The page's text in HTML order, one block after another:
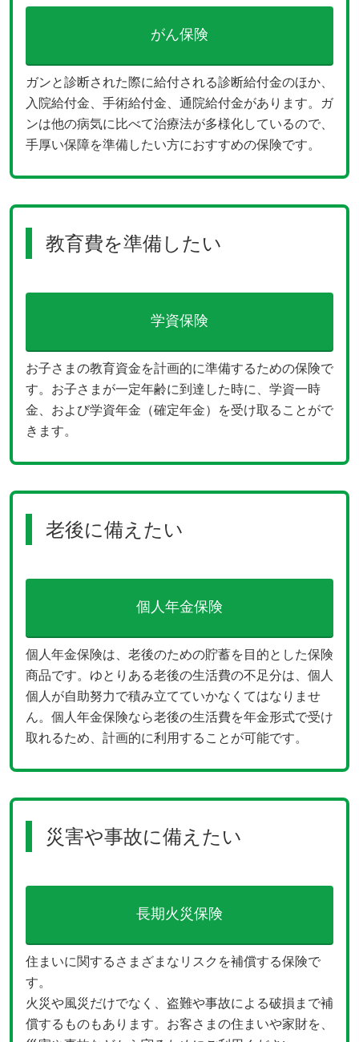
がん保険
ガンと診断された際に給付される診断給付金のほか、
入院給付金、手術給付金、通院給付金があります。ガ
ンは他の病気に比べて治療法が多様化しているので、
手厚い保障を準備したい方におすすめの保険です。
教育費を準備したい
学資保険
お子さまの教育資金を計画的に準備するための保険で
す。お子さまが一定年齢に到達した時に、学資一時
金、および学資年金（確定年金）を受け取ることがで
きます。
老後に備えたい
個人年金保険
個人年金保険は、老後のための貯蓄を目的とした保険
商品です。ゆとりある老後の生活費の不足分は、個人
個人が自助努力で積み立てていかなくてはなりませ
ん。個人年金保険なら老後の生活費を年金形式で受け
取れるため、計画的に利用することが可能です。
災害や事故に備えたい
長期火災保険
住まいに関するさまざまなリスクを補償する保険で
す。
火災や風災だけでなく、盗難や事故による破損まで補
償するものもあります。お客さまの住まいや家財を、